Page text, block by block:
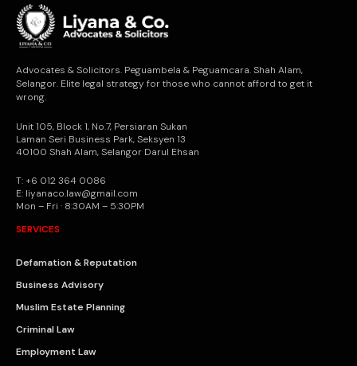
Advocates & Solicitors. Peguambela & Peguamcara. Shah Alam,
Selangor. Elite legal strategy for those who cannot afford to get it
wrong.
Unit 105, Block 1, No.7, Persiaran Sukan
Laman Seri Business Park, Seksyen 13
40100 Shah Alam, Selangor Darul Ehsan
T: +6 012 364 0086
E: liyanaco.law@gmail.com
Mon – Fri · 8:30AM – 5:30PM
SERVICES
Defamation & Reputation
Business Advisory
Muslim Estate Planning
Criminal Law
Employment Law